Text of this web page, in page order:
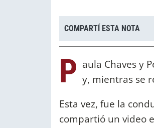
COMPARTÍ ESTA NOTA
P aula Chaves y
y, mientras se
Esta vez, fue la
compartió un video